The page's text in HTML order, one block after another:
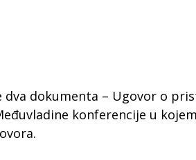
dva dokumenta – Ugovor o
konferencije u